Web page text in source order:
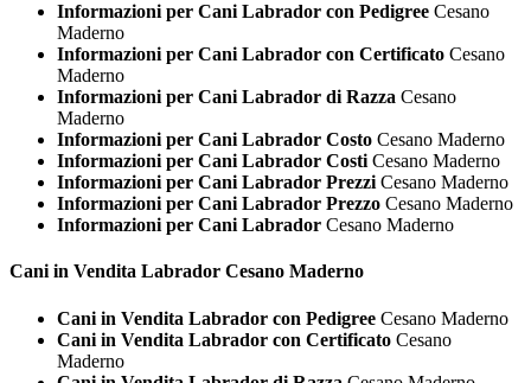
Informazioni per Cani Labrador con Pedigree Cesano
Maderno
Informazioni per Cani Labrador con Certificato Cesano
Maderno
Informazioni per Cani Labrador di Razza Cesano
Maderno
Informazioni per Cani Labrador Costo Cesano Maderno
Informazioni per Cani Labrador Costi Cesano Maderno
Informazioni per Cani Labrador Prezzi Cesano Maderno
Informazioni per Cani Labrador Prezzo Cesano Maderno
Informazioni per Cani Labrador Cesano Maderno
Cani in Vendita Labrador Cesano Maderno
Cani in Vendita Labrador con Pedigree Cesano Maderno
Cani in Vendita Labrador con Certificato Cesano
Maderno